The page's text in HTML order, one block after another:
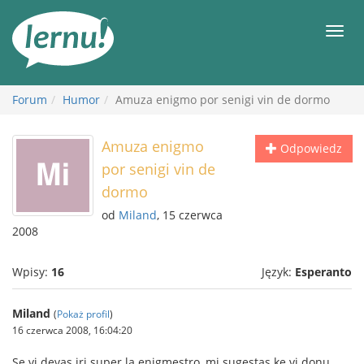
Forum Humor Amuza enigmo por senigi vin de dormo
Odpowiedz
Amuza enigmo
por senigi vin de
dormo
od Miland, 15 czerwca
2008
Wpisy: 16 Język: Esperanto
Miland (Pokaż profil)
16 czerwca 2008, 16:04:20